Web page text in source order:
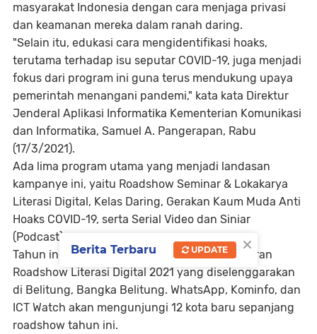
masyarakat Indonesia dengan cara menjaga privasi
dan keamanan mereka dalam ranah daring.
"Selain itu, edukasi cara mengidentifikasi hoaks,
terutama terhadap isu seputar COVID-19, juga menjadi
fokus dari program ini guna terus mendukung upaya
pemerintah menangani pandemi," kata kata Direktur
Jenderal Aplikasi Informatika Kementerian Komunikasi
dan Informatika, Samuel A. Pangerapan, Rabu
(17/3/2021).
Ada lima program utama yang menjadi landasan
kampanye ini, yaitu Roadshow Seminar & Lokakarya
Literasi Digital, Kelas Daring, Gerakan Kaum Muda Anti
Hoaks COVID-19, serta Serial Video dan Siniar
(Podcast).
Tahun ini, kampanye dimulai dengan peluncuran
Roadshow Literasi Digital 2021 yang diselenggarakan
di Belitung, Bangka Belitung. WhatsApp, Kominfo, dan
ICT Watch akan mengunjungi 12 kota baru sepanjang
roadshow tahun ini.
×
Berita Terbaru UPDATE